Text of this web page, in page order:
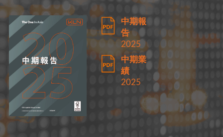
中期報
告
2025
中期業
績
2025